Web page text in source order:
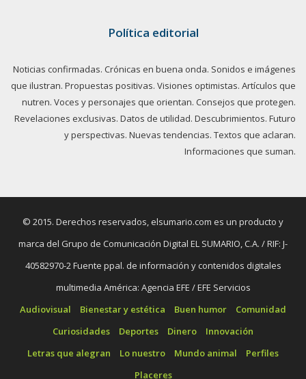
Política editorial
Noticias confirmadas. Crónicas en buena onda. Sonidos e imágenes
que ilustran. Propuestas positivas. Visiones optimistas. Artículos que
nutren. Voces y personajes que orientan. Consejos que protegen.
Revelaciones exclusivas. Datos de utilidad. Descubrimientos. Futuro
y perspectivas. Nuevas tendencias. Textos que aclaran.
Informaciones que suman.
© 2015. Derechos reservados, elsumario.com es un producto y
marca del Grupo de Comunicación Digital EL SUMARIO, C.A. / RIF: J-
40582970-2 Fuente ppal. de información y contenidos digitales
multimedia América: Agencia EFE / EFE Servicios
Audiovisual
Bienestar y estética Buen humor
Comunidad
Curiosidades
Deportes Dinero
Innovación
Letras que alegran
Lo nuestro Mundo animal
Perfiles
Placeres